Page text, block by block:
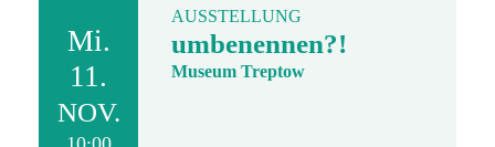
Mi.
11.
NOV.
AUSSTELLUNG
umbenennen?!
Museum Treptow